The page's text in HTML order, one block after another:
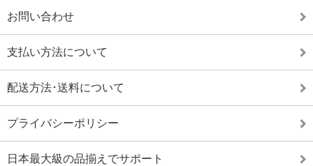
お問い合わせ
支払い方法について
配送方法･送料について
プライバシーポリシー
日本最大級の品揃えでサポート